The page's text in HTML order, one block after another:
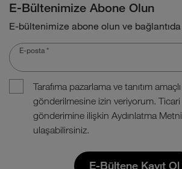
E-Bültenimize Abone Olun
E-bültenimize abone olun ve bağlantıda
E-posta *
Tarafıma pazarlama ve tanıtım
gönderilmesine izin veriyorum.
gönderimine ilişkin Aydınlatma
ulaşabilirsiniz.
E-Bültene Kayıt Ol